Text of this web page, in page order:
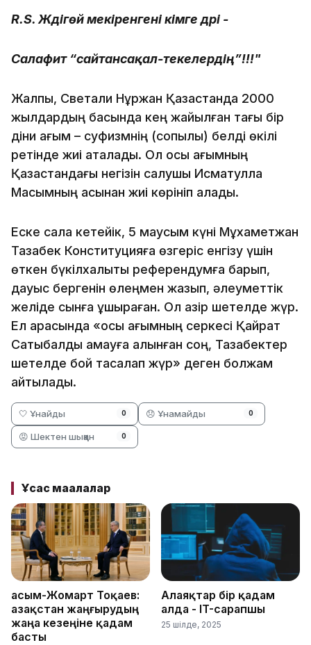
R.S. Жәдігөй мекіренгені кімге дәрі -
Салафит “сайтансақал-текелердің”!!!"
Жалпы, Светқали Нұржан Қазақстанда 2000
жылдардың басында кең жайылған тағы бір
діни ағым – суфизмнің (сопылық) белді өкілі
ретінде жиі аталады. Ол осы ағымның
Қазақстандағы негізін салушы Исматулла
Мақсымның қасынан жиі көрініп қалады.
Еске сала кетейік, 5 маусым күні Мұхаметжан
Тазабек Конституцияға өзгеріс енгізу үшін
өткен бүкілхалықты референдумға барып,
дауыс бергенін өлеңмен жазып, әлеуметтік
желіде сынға ұшыраған. Ол қазір шетелде жүр.
Ел арасында «осы ағымның серкесі Қайрат
Сатыбалды қамауға алынған соң, Тазабектер
шетелде бой тасалап жүр» деген болжам
айтылады.
🤍 Ұнайды 0 😞 Ұнамайды 0
😡 Шектен шыққан 0
Ұқсас мақалалар
Қасым-Жомарт Тоқаев:
Қазақстан жаңғырудың
жаңа кезеңіне қадам
басты
Алаяқтар бір қадам
алда - IT-сарапшы
25 шілде, 2025